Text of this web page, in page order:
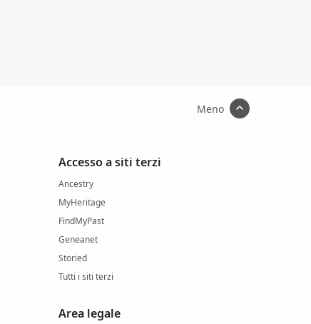
Meno
Accesso a siti terzi
Ancestry
MyHeritage
FindMyPast
Geneanet
Storied
Tutti i siti terzi
Area legale